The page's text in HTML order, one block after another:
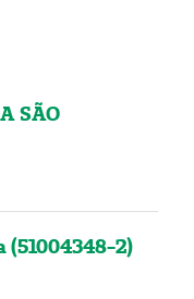
SÃO
(51004348-2)